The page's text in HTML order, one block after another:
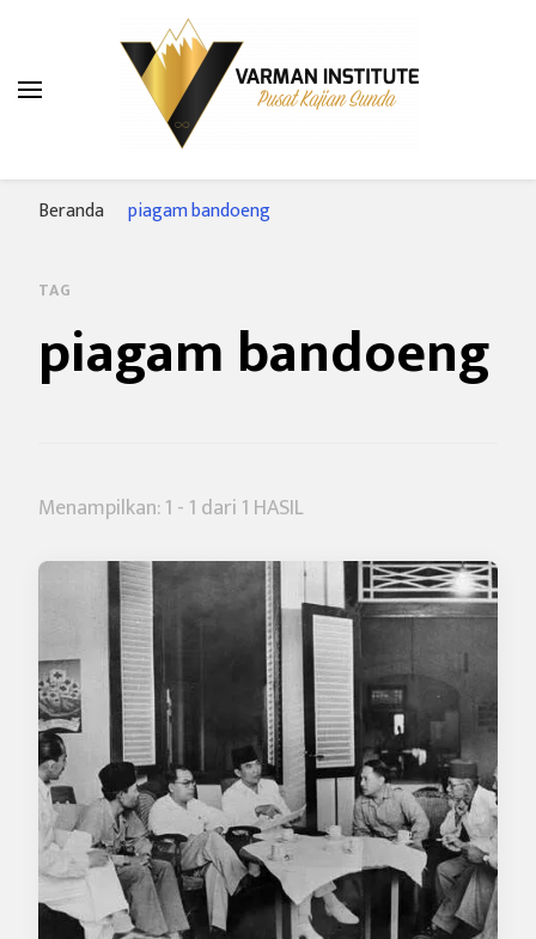
Varman Institute
Pusat Kajian Sunda
Beranda piagam bandoeng
TAG
piagam bandoeng
Menampilkan: 1 - 1 dari 1 HASIL